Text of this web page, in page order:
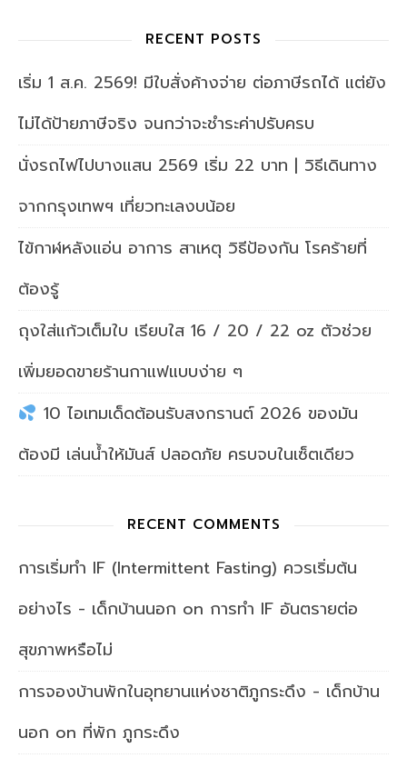
RECENT POSTS
เริ่ม 1 ส.ค. 2569! มีใบสั่งค้างจ่าย ต่อภาษีรถได้ แต่ยัง
ไม่ได้ป้ายภาษีจริง จนกว่าจะชำระค่าปรับครบ
นั่งรถไฟไปบางแสน 2569 เริ่ม 22 บาท | วิธีเดินทาง
จากกรุงเทพฯ เที่ยวทะเลงบน้อย
ไข้กาฬหลังแอ่น อาการ สาเหตุ วิธีป้องกัน โรคร้ายที่
ต้องรู้
ถุงใส่แก้วเต็มใบ เรียบใส 16 / 20 / 22 oz ตัวช่วย
เพิ่มยอดขายร้านกาแฟแบบง่าย ๆ
10 ไอเทมเด็ดต้อนรับสงกรานต์ 2026 ของมัน
ต้องมี เล่นน้ำให้มันส์ ปลอดภัย ครบจบในเซ็ตเดียว
RECENT COMMENTS
การเริ่มทำ IF (Intermittent Fasting) ควรเริ่มต้น
อย่างไร - เด็กบ้านนอก on การทำ IF อันตรายต่อ
สุขภาพหรือไม่
การจองบ้านพักในอุทยานแห่งชาติภูกระดึง - เด็กบ้าน
นอก on ที่พัก ภูกระดึง